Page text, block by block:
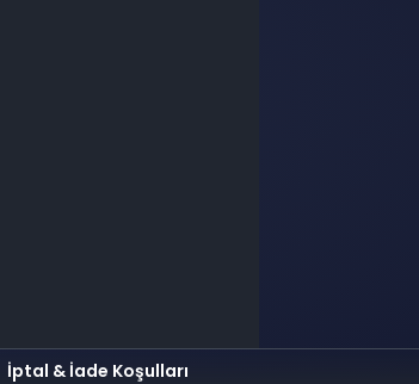
İptal & İade Koşulları